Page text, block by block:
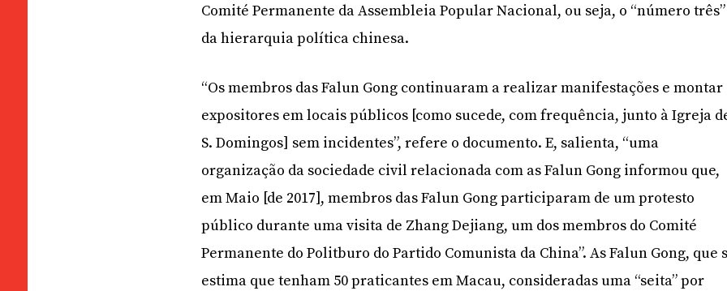
Comité Permanente da Assembleia Popular Nacional, ou seja, o “número três”
da hierarquia política chinesa.
“Os membros das Falun Gong continuaram a realizar manifestações e montar
expositores em locais públicos [como sucede, com frequência, junto à Igreja
S. Domingos] sem incidentes”, refere o documento. E, salienta, “uma
organização da sociedade civil relacionada com as Falun Gong informou que,
em Maio [de 2017], membros das Falun Gong participaram de um protesto
público durante uma visita de Zhang Dejiang, um dos membros do Comité
Permanente do Politburo do Partido Comunista da China”. As Falun Gong, que
estima que tenham 50 praticantes em Macau, consideradas uma “seita” por